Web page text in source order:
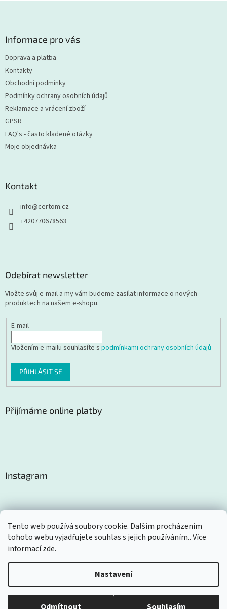
Tento web používá soubory cookie. Dalším procházením
tohoto webu vyjadřujete souhlas s jejich používáním.. Více
informacízde.
Nastavení
Informace pro vás
Doprava a platba
Kontakty
Obchodní podmínky
Podmínky ochrany osobních údajů
Reklamace a vrácení zboží
GPSR
FAQ's - často kladené otázky
Moje objednávka
Kontakt
info@certom.cz
+420770678563
Odebírat newsletter
Vložte svůj e-mail a my vám budeme zasílat informace o nových
produktech na našem e-shopu.
E-mail
Vložením e-mailu souhlasíte s podmínkami ochrany osobních údajů
PŘIHLÁSIT SE
Přijímáme online platby
Instagram
Sledovat na Instagramu
Vytvořil Shoptet